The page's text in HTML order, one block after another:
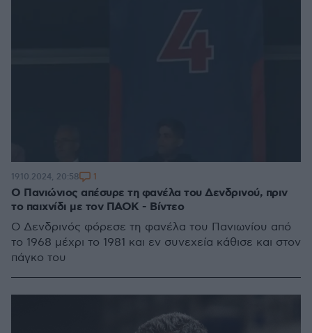
Ο Πανιώνιος απέσυρε τη φανέλα του Δενδρινού, πριν
το παιχνίδι με τον ΠΑΟΚ - Βίντεο
Ο Δενδρινός φόρεσε τη φανέλα του Πανιωνίου από
το 1968 μέχρι το 1981 και εν συνεχεία κάθισε και στον
πάγκο του
19.10.2024, 20:58 1